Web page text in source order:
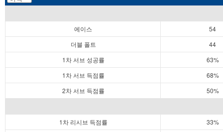
에이스
54
더블 폴트
44
1차 서브 성공률
63%
1차 서브 득점률
68%
2차 서브 득점률
50%
1차 리시브 득점률
33%